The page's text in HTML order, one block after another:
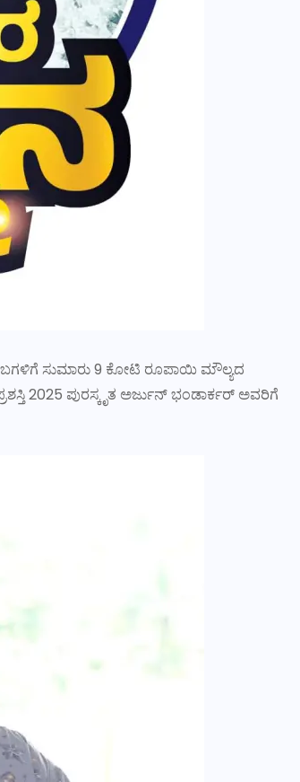
ಸುಮಾರು 9 ಕೋಟಿ ರೂಪಾಯಿ ಮೌಲ್ಯದ
2025 ಪುರಸ್ಕೃತ ಅರ್ಜುನ್ ಭಂಡಾರ್ಕರ್ ಅವರಿಗೆ